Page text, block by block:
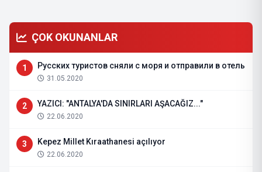
ÇOK OKUNANLAR
1 Русских туристов сняли с моря и отправили в отель
31.05.2020
2 YAZICI: "ANTALYA'DA SINIRLARI AŞACAĞIZ..."
22.06.2020
3 Kepez Millet Kıraathanesi açılıyor
22.06.2020